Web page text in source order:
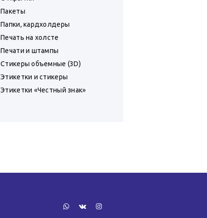
Пакеты
Папки, кардхолдеры
Печать на холсте
Печати и штампы
Стикеры объемные (3D)
Этикетки и стикеры
Этикетки «Честный знак»